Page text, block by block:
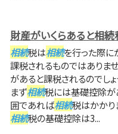
財産がいくらあると相
相続税は相続を行った際に
課税されるものではありませ
があると課税されるのでしょ
まず相続税には基礎控除が
囲であれば相続税はかかり
相続税の基礎控除は3...